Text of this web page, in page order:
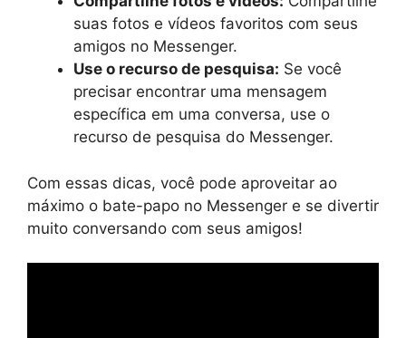
suas fotos e vídeos favoritos com seus
amigos no Messenger.
Use o recurso de pesquisa: Se você
precisar encontrar uma mensagem
específica em uma conversa, use o
recurso de pesquisa do Messenger.
Com essas dicas, você pode aproveitar ao
máximo o bate-papo no Messenger e se divertir
muito conversando com seus amigos!